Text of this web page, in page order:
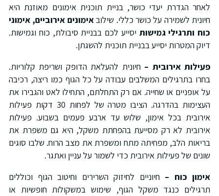
הגדרת יעדי כושר, בניית תוכנית אימונים מאוזנת היא
לשמירה על כושר כללי. שילובאימונים אירוביים, אימוני
ותרגילי גמישותיסייע לכם בבניית סיבולת, כוח וגמישות.
המטרות יסייע בבניית תוכנית להשגתן.
אירובית –חיונית להעלאת הדופק ושריפת קלוריות.
בתרגילים המשלבים עבודה על כל הגוף כמו ריצה, רכיבה
אופניים או שחייה. אם רק התחלתם, התחילו לאט והגבירו את
העצימות בהדרגה. הציבו מטרה של לפחות 30 דקות פעילות
בכל אימון, שלוש עד ארבע פעמים בשבוע. פעילות
לא רק מסייעת בהפחתת משקל, היא גם משפרת את
הלב, מפחיתה מתח ומשפרת את מצב הרוח. שלבו סוגים
של פעילות אירובית כדי לשמור על עניין ואתגר.
כוח –חיוניים לחיזוק השרירים וחיטוב הגוף וכוללים
כנגד משקל הגוף, שימוש במשקולות חופשיות או